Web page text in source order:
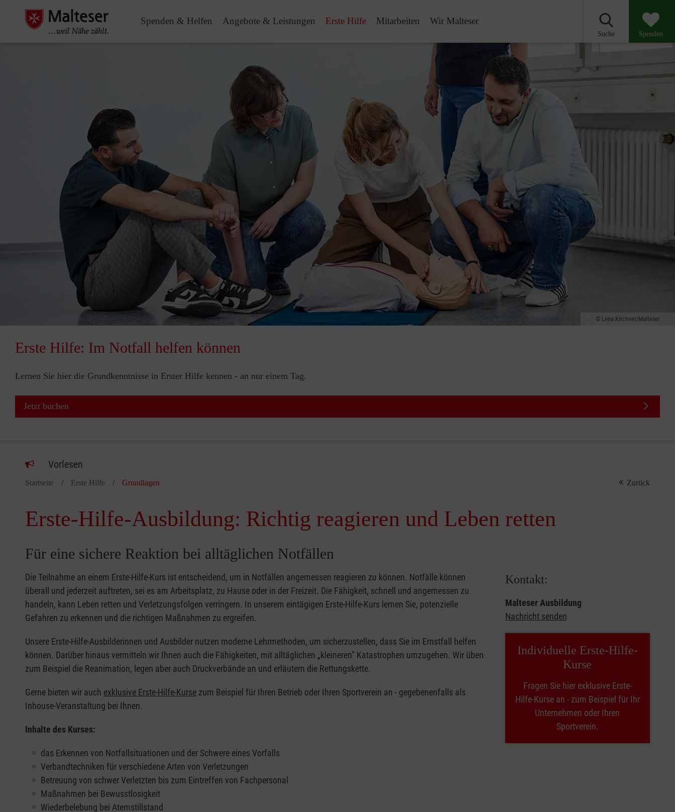
Spenden & Helfen Angebote & Leistungen Erste Hilfe Mitarbeiten Wir Malteser
Suche Spenden
Lena Kirchner/Malteser
Erste Hilfe: Im Notfall helfen können
Lernen Sie hier die Grundkenntnisse in Erster Hilfe kennen - an nur einem Tag.
Jetzt buchen
Vorlesen
Startseite Erste Hilfe Grundlagen Zurück
Erste-Hilfe-Ausbildung: Richtig reagieren und Leben retten
Für eine sichere Reaktion bei alltäglichen Notfällen
Die Teilnahme an einem Erste-Hilfe-Kurs ist entscheidend, um in Notfällen angemessen reagieren zu können. Notfälle können
überall und jederzeit auftreten, sei es am Arbeitsplatz, zu Hause oder in der Freizeit. Die Fähigkeit, schnell und angemessen zu
handeln, kann Leben retten und Verletzungsfolgen verringern. In unserem eintägigen Erste-Hilfe-Kurs lernen Sie, potenzielle
Gefahren zu erkennen und die richtigen Maßnahmen zu ergreifen.
Unsere Erste-Hilfe-Ausbilderinnen und Ausbilder nutzen moderne Lehrmethoden, um sicherzustellen, dass Sie im Ernstfall helfen
können. Darüber hinaus vermitteln wir Ihnen auch die Fähigkeiten, mit alltäglichen „kleineren” Katastrophen umzugehen. Wir üben
zum Beispiel die Reanimation, legen aber auch Druckverbände an und erläutern die Rettungskette.
Gerne bieten wir auch exklusive Erste-Hilfe-Kurse zum Beispiel für Ihren Betrieb oder Ihren Sportverein an - gegebenenfalls als
Inhouse-Veranstaltung bei Ihnen.
Inhalte des Kurses:
das Erkennen von Notfallsituationen und der Schwere eines Vorfalls
Verbandtechniken für verschiedene Arten von Verletzungen
Betreuung von schwer Verletzten bis zum Eintreffen von Fachpersonal
Maßnahmen bei Bewusstlosigkeit
Wiederbelebung bei Atemstillstand
Kontakt:
Malteser Ausbildung
Nachricht senden
Individuelle Erste-Hilfe-
Kurse
Fragen Sie hier exklusive Erste-
Hilfe-Kurse an - zum Beispiel für Ihr
Unternehmen oder Ihren
Sportverein.